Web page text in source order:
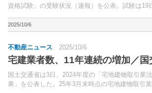
資格試験」の受験状況（速報）を公表。試験は19
2025/10/6
不動産ニュース 2025/10/6
宅建業者数、11年連続の増加／国
国土交通省は3日、2024年度の「宅地建物取引業
果」を公表した。25年3月末時点の宅地建物取引